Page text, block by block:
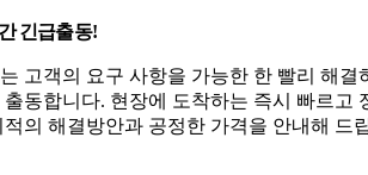
긴급출동!
고객의 요구 사항을 가능한 한 빨리 해결
출동합니다. 현장에 도착하는 즉시 빠르고
적의 해결방안과 공정한 가격을 안내해 드